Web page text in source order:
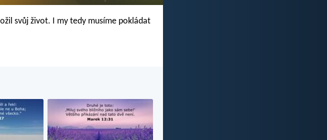
svůj život. I my tedy musíme pokládat